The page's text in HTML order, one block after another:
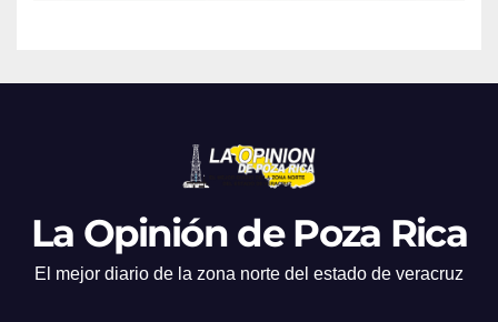
La Opinión de Poza Rica
El mejor diario de la zona norte del estado de veracruz